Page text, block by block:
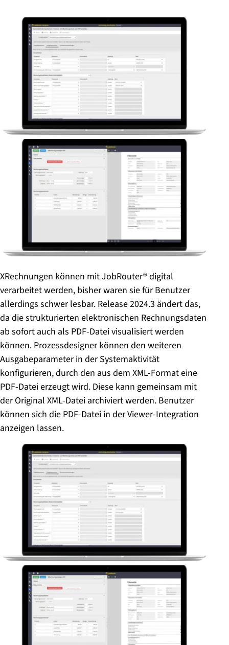
XRechnungen können mit JobRouter® digital
verarbeitet werden, bisher waren sie für Benutzer
allerdings schwer lesbar. Release 2024.3 ändert das,
da die strukturierten elektronischen Rechnungsdaten
ab sofort auch als PDF-Datei visualisiert werden
können. Prozessdesigner können den weiteren
Ausgabeparameter in der Systemaktivität
konfigurieren, durch den aus dem XML-Format eine
PDF-Datei erzeugt wird. Diese kann gemeinsam mit
der Original XML-Datei archiviert werden. Benutzer
können sich die PDF-Datei in der Viewer-Integration
anzeigen lassen.